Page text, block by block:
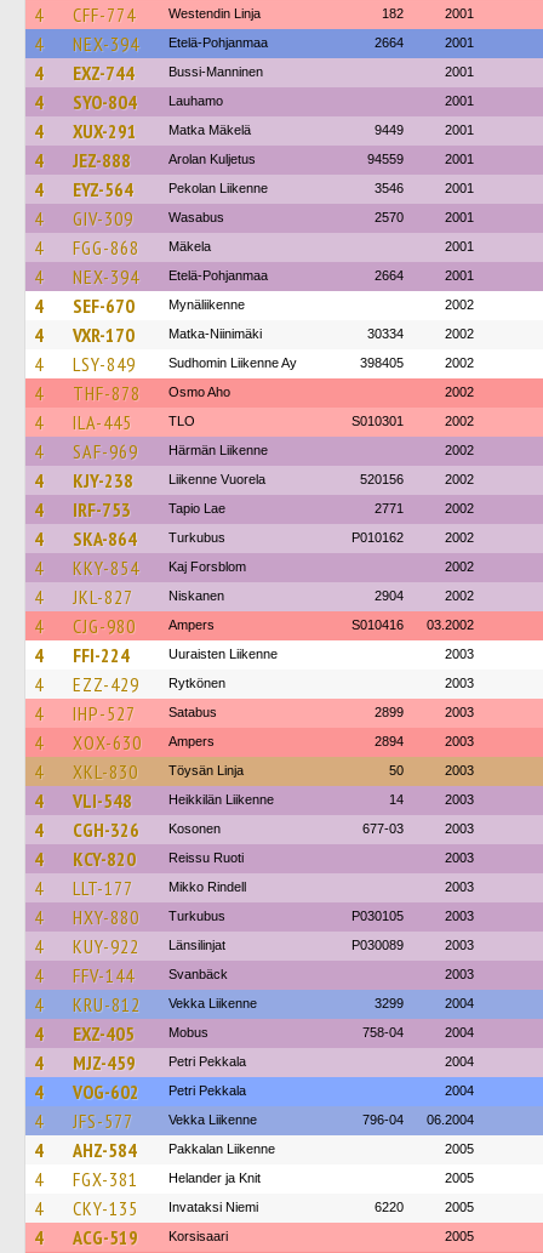
4 CFF-774 Westendin Linja 182 2001
4 NEX-394 Etelä-Pohjanmaa 2664 2001
4 EXZ-744 Bussi-Manninen 2001
4 SYO-804 Lauhamo 2001
4 XUX-291 Matka Mäkelä 9449 2001
4 JEZ-888 Arolan Kuljetus 94559 2001
4 EYZ-564 Pekolan Liikenne 3546 2001
4 GIV-309 Wasabus 2570 2001
4 FGG-868 Mäkela 2001
4 NEX-394 Etelä-Pohjanmaa 2664 2001
4 SEF-670 Mynäliikenne 2002
4 VXR-170 Matka-Niinimäki 30334 2002
4 LSY-849 Sudhomin Liikenne Ay 398405 2002
4 THF-878 Osmo Aho 2002
4 ILA-445 TLO S010301 2002
4 SAF-969 Härmän Liikenne 2002
4 KJY-238 Liikenne Vuorela 520156 2002
4 IRF-753 Tapio Lae 2771 2002
4 SKA-864 Turkubus P010162 2002
4 KKY-854 Kaj Forsblom 2002
4 JKL-827 Niskanen 2904 2002
4 CJG-980 Ampers S010416 03.2002
4 FFI-224 Uuraisten Liikenne 2003
4 EZZ-429 Rytkönen 2003
4 IHP-527 Satabus 2899 2003
4 XOX-630 Ampers 2894 2003
4 XKL-830 Töysän Linja 50 2003
4 VLI-548 Heikkilän Liikenne 14 2003
4 CGH-326 Kosonen 677-03 2003
4 KCY-820 Reissu Ruoti 2003
4 LLT-177 Mikko Rindell 2003
4 HXY-880 Turkubus P030105 2003
4 KUY-922 Länsilinjat P030089 2003
4 FFV-144 Svanbäck 2003
4 KRU-812 Vekka Liikenne 3299 2004
4 EXZ-405 Mobus 758-04 2004
4 MJZ-459 Petri Pekkala 2004
4 VOG-602 Petri Pekkala 2004
4 JFS-577 Vekka Liikenne 796-04 06.2004
4 AHZ-584 Pakkalan Liikenne 2005
4 FGX-381 Helander ja Knit 2005
4 CKY-135 Invataksi Niemi 6220 2005
4 ACG-519 Korsisaari 2005